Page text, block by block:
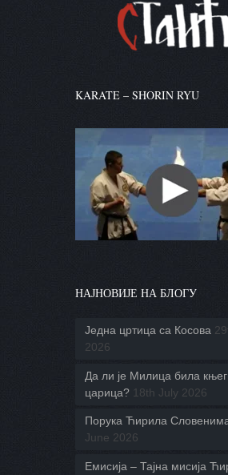
KARATE – SHORIN RYU
НАЈНОВИЈЕ НА БЛОГУ
Једна цртица са Косова
2026
Да ли је Милица била
царица? 18th July 2026
Порука Ћирила
June 2026
Емисија – Тајна мисија